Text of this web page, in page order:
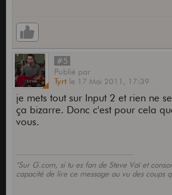
#5
Publié par
Tyrt le 17 Mai 2011, 17:39
je mets tout sur Input 2 et rien ne
ça bizarre. Donc c'est pour cela
vous.
"Sur G.com, si tu es fan de Steve Vaï et
capacité de lire ce message au vu des coups